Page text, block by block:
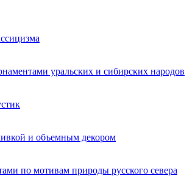
уральских и сибирских народов
и объемным декором
по мотивам природы русского севера